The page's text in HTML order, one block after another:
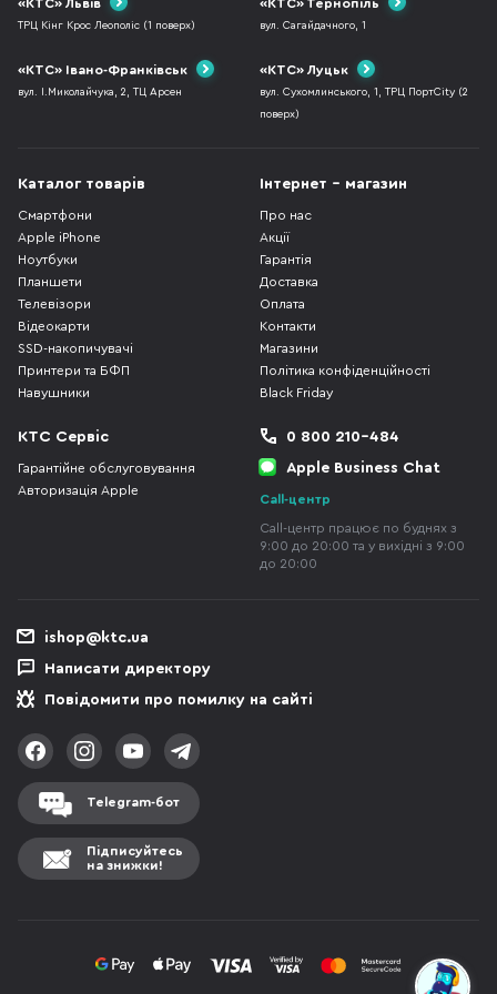
«КТС» Львів
ТРЦ Кінг Крос Леополіс (1 поверх)
«КТС» Тернопіль
вул. Сагайдачного, 1
«КТС» Івано-Франківськ
вул. І.Миколайчука, 2, ТЦ Арсен
«КТС» Луцьк
вул. Сухомлинського, 1, ТРЦ ПортCity (2
поверх)
Каталог товарів
Смартфони
Apple iPhone
Ноутбуки
Планшети
Телевізори
Відеокарти
SSD-накопичувачі
Принтери та БФП
Навушники
Інтернет - магазин
Про нас
Акції
Гарантія
Доставка
Оплата
Контакти
Магазини
Політика конфіденційності
Black Friday
КТС Сервіс
Гарантійне обслуговування
Авторизація Apple
0 800 210-484
Apple Business Chat
Call-центр
Call-центр працює по буднях з
9:00 до 20:00 та у вихідні з 9:00
до 20:00
ishop@ktc.ua
Написати директору
Повідомити про помилку на сайті
Telegram-бот
Підписуйтесь
на знижки!